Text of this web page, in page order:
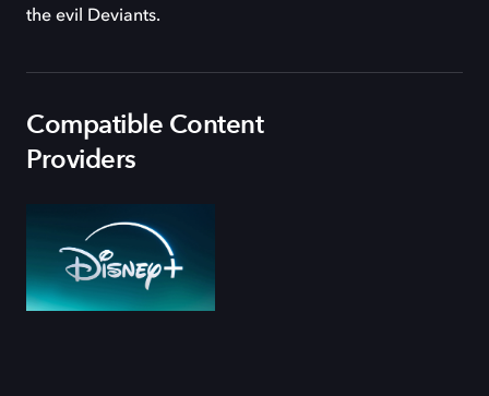
the evil Deviants.
Compatible Content
Providers